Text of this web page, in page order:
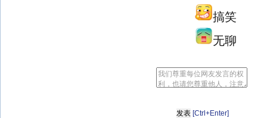
搞笑
无聊
[Ctrl+Enter]